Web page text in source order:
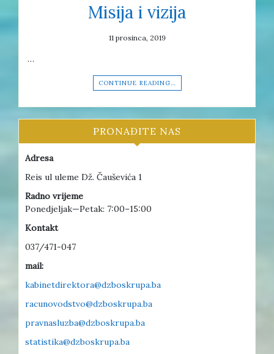
Misija i vizija
11 prosinca, 2019
…
CONTINUE READING…
PRONAĐITE NAS
Adresa
Reis ul uleme Dž. Čauševića 1
Radno vrijeme
Ponedjeljak—Petak: 7:00–15:00
Kontakt
037/471-047
mail:
kabinetdirektora@dzboskrupa.ba
racunovodstvo@dzboskrupa.ba
pravnasluzba@dzboskrupa.ba
statistika@dzboskrupa.ba